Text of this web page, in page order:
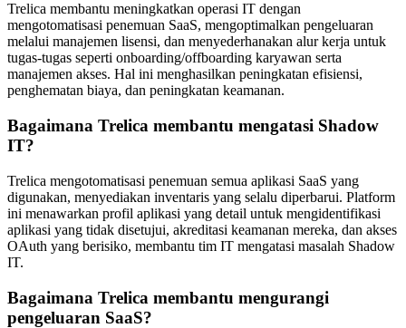
Trelica membantu meningkatkan operasi IT dengan
mengotomatisasi penemuan SaaS, mengoptimalkan pengeluaran
melalui manajemen lisensi, dan menyederhanakan alur kerja untuk
tugas-tugas seperti onboarding/offboarding karyawan serta
manajemen akses. Hal ini menghasilkan peningkatan efisiensi,
penghematan biaya, dan peningkatan keamanan.
Bagaimana Trelica membantu mengatasi Shadow
IT?
Trelica mengotomatisasi penemuan semua aplikasi SaaS yang
digunakan, menyediakan inventaris yang selalu diperbarui. Platform
ini menawarkan profil aplikasi yang detail untuk mengidentifikasi
aplikasi yang tidak disetujui, akreditasi keamanan mereka, dan akses
OAuth yang berisiko, membantu tim IT mengatasi masalah Shadow
IT.
Bagaimana Trelica membantu mengurangi
pengeluaran SaaS?